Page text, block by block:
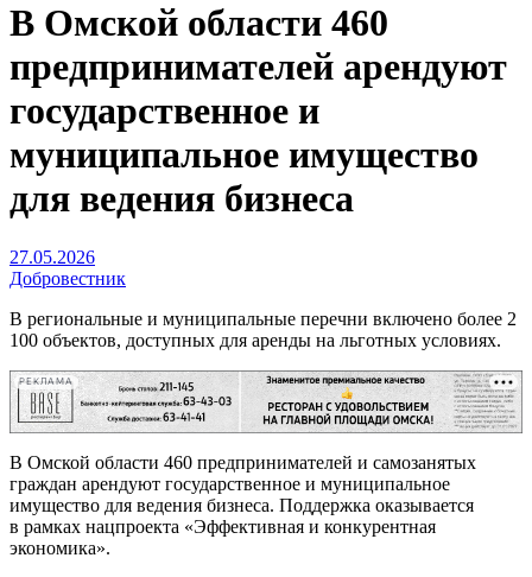
В Омской области 460
предпринимателей арендуют
государственное и
муниципальное имущество
для ведения бизнеса
27.05.2026
Добровестник
В региональные и муниципальные перечни включено более 2
100 объектов, доступных для аренды на льготных условиях.
РЕКЛАМА
В Омской области 460 предпринимателей и самозанятых
граждан арендуют государственное и муниципальное
имущество для ведения бизнеса. Поддержка оказывается
в рамках нацпроекта «Эффективная и конкурентная
экономика».